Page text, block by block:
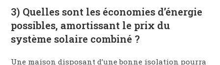
3) Quelles sont les économies d’énergie
possibles, amortissant le prix du
système solaire combiné ?
Une maison disposant d’une bonne isolation pourra